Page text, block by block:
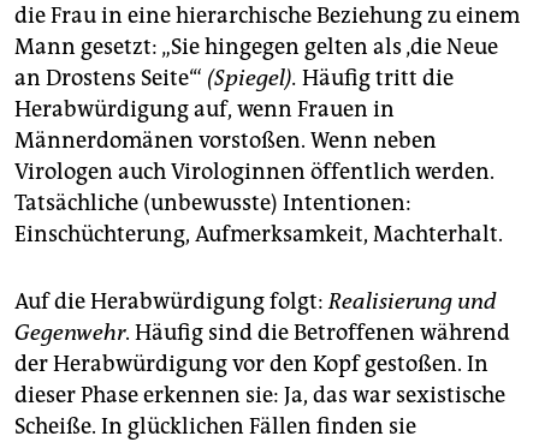
die Frau in eine hierarchische Beziehung zu einem
Mann gesetzt: „Sie hingegen gelten als ‚die Neue
an Drostens Seite‘“ (Spiegel). Häufig tritt die
Herabwürdigung auf, wenn Frauen in
Männerdomänen vorstoßen. Wenn neben
Virologen auch Virologinnen öffentlich werden.
Tatsächliche (unbewusste) Intentionen:
Einschüchterung, Aufmerksamkeit, Machterhalt.
Auf die Herabwürdigung folgt:Realisierung und
Gegenwehr. Häufig sind die Betroffenen während
der Herabwürdigung vor den Kopf gestoßen. In
dieser Phase erkennen sie: Ja, das war sexistische
Scheiße. In glücklichen Fällen finden sie